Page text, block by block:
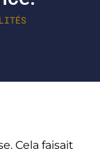
Cela faisait